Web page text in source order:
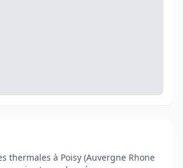
thermales à Poisy (Auvergne Rhone